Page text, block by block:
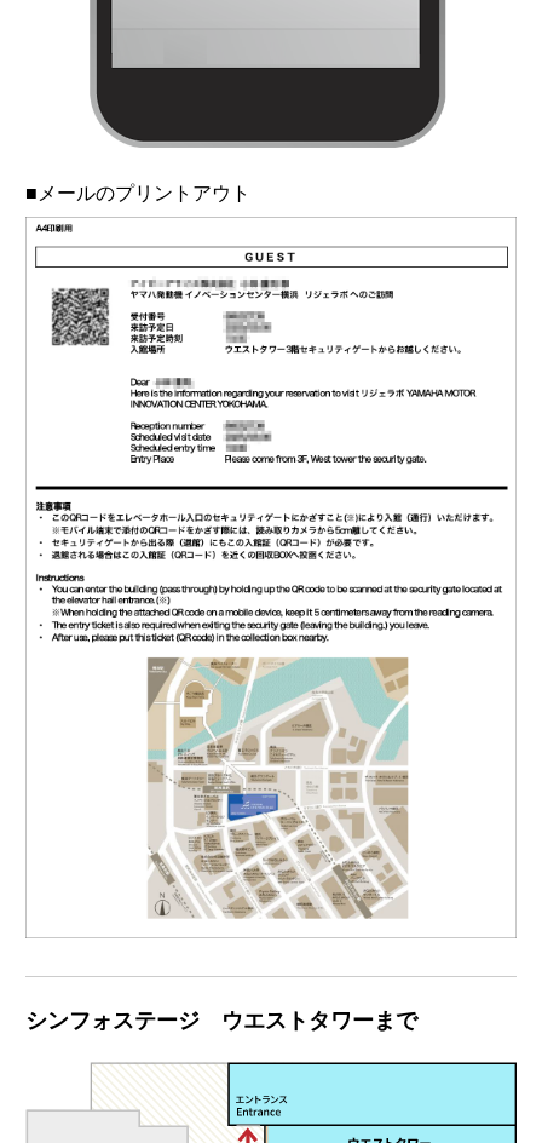
■メールのプリントアウト
シンフォステージ ウエストタワーまで